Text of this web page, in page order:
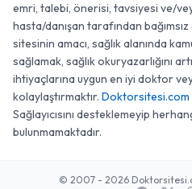
emri, talebi, önerisi, tavsiyesi ve/
hasta/danışan tarafından
sitesinin amacı, sağlık alanında
sağlamak, sağlık okuryazarlığını
ihtiyaçlarına uygun en iyi doktor
kolaylaştırmaktır. Doktorsitesi.com
Sağlayıcısını desteklemeyip
bulunmamaktadır.
© 2007 - 2026